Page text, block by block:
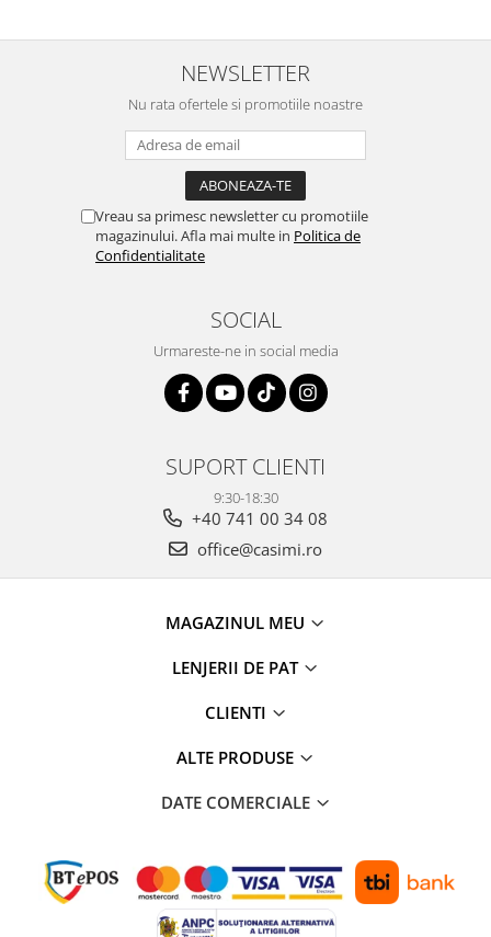
NEWSLETTER
Nu rata ofertele si promotiile noastre
Vreau sa primesc newsletter cu promotiile
magazinului. Afla mai multe in Politica de
Confidentialitate
SOCIAL
Urmareste-ne in social media
SUPORT CLIENTI
9:30-18:30
+40 741 00 34 08
office@casimi.ro
MAGAZINUL MEU
LENJERII DE PAT
CLIENTI
ALTE PRODUSE
DATE COMERCIALE